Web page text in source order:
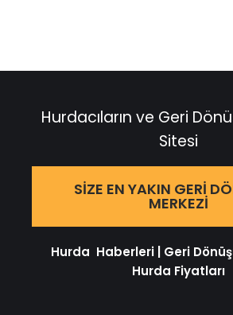
Hurdacıların ve Geri
Sitesi
SIZE EN YAKIN GERI
MERKEZI
Hurda Haberleri| Geri
Hurda Fiyatları